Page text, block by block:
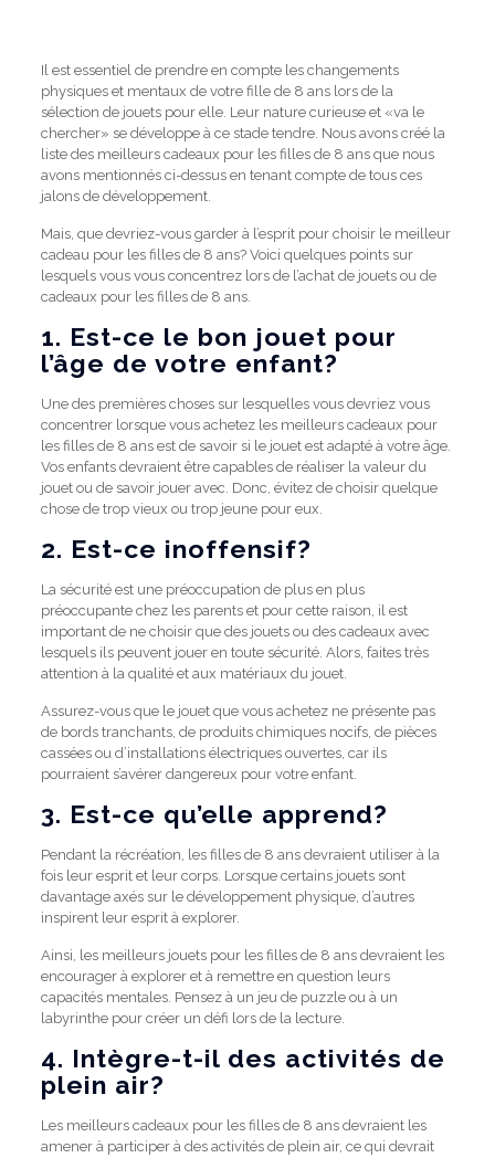
Il est essentiel de prendre en compte les changements
physiques et mentaux de votre fille de 8 ans lors de la
sélection de jouets pour elle. Leur nature curieuse et «va le
chercher» se développe à ce stade tendre. Nous avons créé la
liste des meilleurs cadeaux pour les filles de 8 ans que nous
avons mentionnés ci-dessus en tenant compte de tous ces
jalons de développement.
Mais, que devriez-vous garder à l’esprit pour choisir le meilleur
cadeau pour les filles de 8 ans? Voici quelques points sur
lesquels vous vous concentrez lors de l’achat de jouets ou de
cadeaux pour les filles de 8 ans.
1. Est-ce le bon jouet pour
l’âge de votre enfant?
Une des premières choses sur lesquelles vous devriez vous
concentrer lorsque vous achetez les meilleurs cadeaux pour
les filles de 8 ans est de savoir si le jouet est adapté à votre âge.
Vos enfants devraient être capables de réaliser la valeur du
jouet ou de savoir jouer avec. Donc, évitez de choisir quelque
chose de trop vieux ou trop jeune pour eux.
2. Est-ce inoffensif?
La sécurité est une préoccupation de plus en plus
préoccupante chez les parents et pour cette raison, il est
important de ne choisir que des jouets ou des cadeaux avec
lesquels ils peuvent jouer en toute sécurité. Alors, faites très
attention à la qualité et aux matériaux du jouet.
Assurez-vous que le jouet que vous achetez ne présente pas
de bords tranchants, de produits chimiques nocifs, de pièces
cassées ou d’installations électriques ouvertes, car ils
pourraient s’avérer dangereux pour votre enfant.
3. Est-ce qu’elle apprend?
Pendant la récréation, les filles de 8 ans devraient utiliser à la
fois leur esprit et leur corps. Lorsque certains jouets sont
davantage axés sur le développement physique, d’autres
inspirent leur esprit à explorer.
Ainsi, les meilleurs jouets pour les filles de 8 ans devraient les
encourager à explorer et à remettre en question leurs
capacités mentales. Pensez à un jeu de puzzle ou à un
labyrinthe pour créer un défi lors de la lecture.
4. Intègre-t-il des activités de
plein air?
Les meilleurs cadeaux pour les filles de 8 ans devraient les
amener à participer à des activités de plein air, ce qui devrait